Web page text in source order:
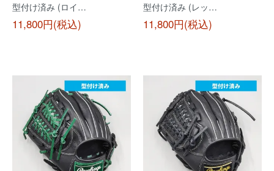
型付け済み (ロイ…
11,800円(税込)
型付け済み (レッ…
11,800円(税込)